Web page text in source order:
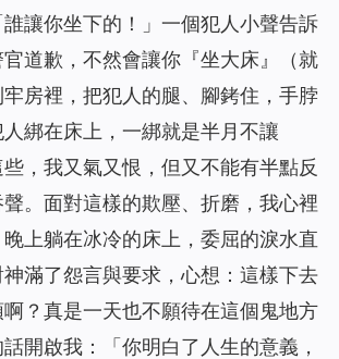
讓你坐下的！」一個犯人小聲告訴
道歉，不然會讓你『坐大床』（就
房裡，把犯人的腿、腳銬住，手脖
綁在床上，一綁就是半月不讓
，我又氣又恨，但又不能有半點反
。面對這樣的欺壓、折磨，我心裡
上躺在冰冷的床上，委屈的淚水直
滿了怨言與要求，心想：這樣下去
？真是一天也不願待在這個鬼地方
開啟我：「 你明白了人生的意義，